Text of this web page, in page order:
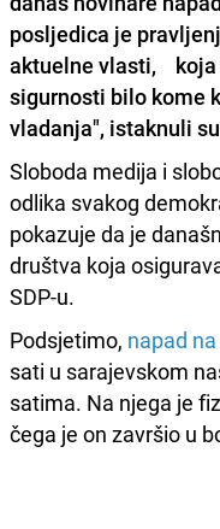
posljedica je
aktuelne vlasti, koja
sigurnosti bilo kome
vladanja", istaknuli
Sloboda medija i
odlika svakog
pokazuje da je
društva koja
SDP-u.
Podsjetimo, napad
sati u sarajevskom
satima. Na njega je
čega je on završio u